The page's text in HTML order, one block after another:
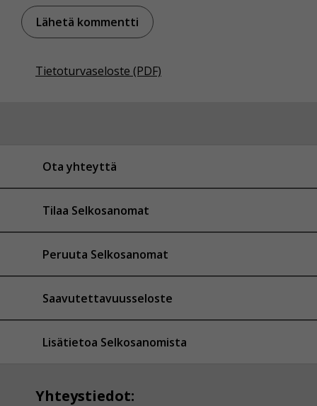
Tietoturvaseloste (PDF)
Ota yhteyttä
Tilaa Selkosanomat
Peruuta Selkosanomat
Saavutettavuusseloste
Lisätietoa Selkosanomista
Yhteystiedot: